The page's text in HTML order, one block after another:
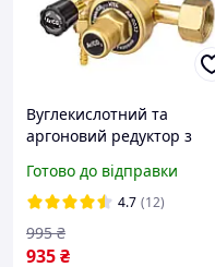
Вуглекислотний та
аргоновий редуктор з
Готово до відправки
4.7 (12)
935₴
995 ₴